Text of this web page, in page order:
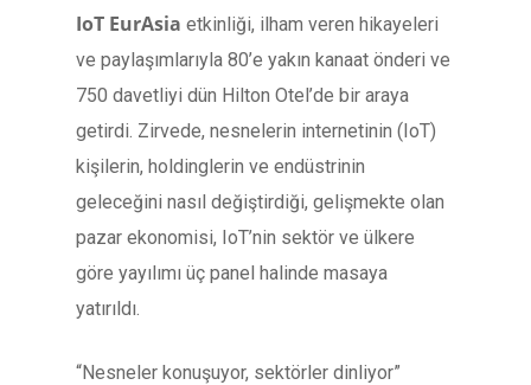
IoT EurAsia etkinliği, ilham veren hikayeleri
ve paylaşımlarıyla 80’e yakın kanaat önderi ve
750 davetliyi dün Hilton Otel’de bir araya
getirdi. Zirvede, nesnelerin internetinin (IoT)
kişilerin, holdinglerin ve endüstrinin
geleceğini nasıl değiştirdiği, gelişmekte olan
pazar ekonomisi, IoT’nin sektör ve ülkere
göre yayılımı üç panel halinde masaya
yatırıldı.
“Nesneler konuşuyor, sektörler dinliyor”